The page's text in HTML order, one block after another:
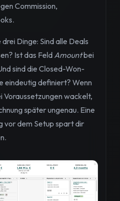
Commission,
Dinge: Sind alle Deals
Ist das Feld Amountbei
sind die Closed-Won-
eindeutig definiert? Wenn
Voraussetzungen wackelt,
später ungenau. Eine
vor dem Setup spart dir